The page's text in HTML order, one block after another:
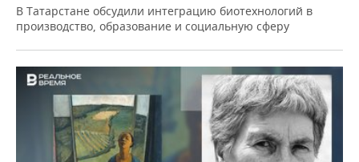
В Татарстане обсудили интеграцию биотехнологий в
производство, образование и социальную сферу